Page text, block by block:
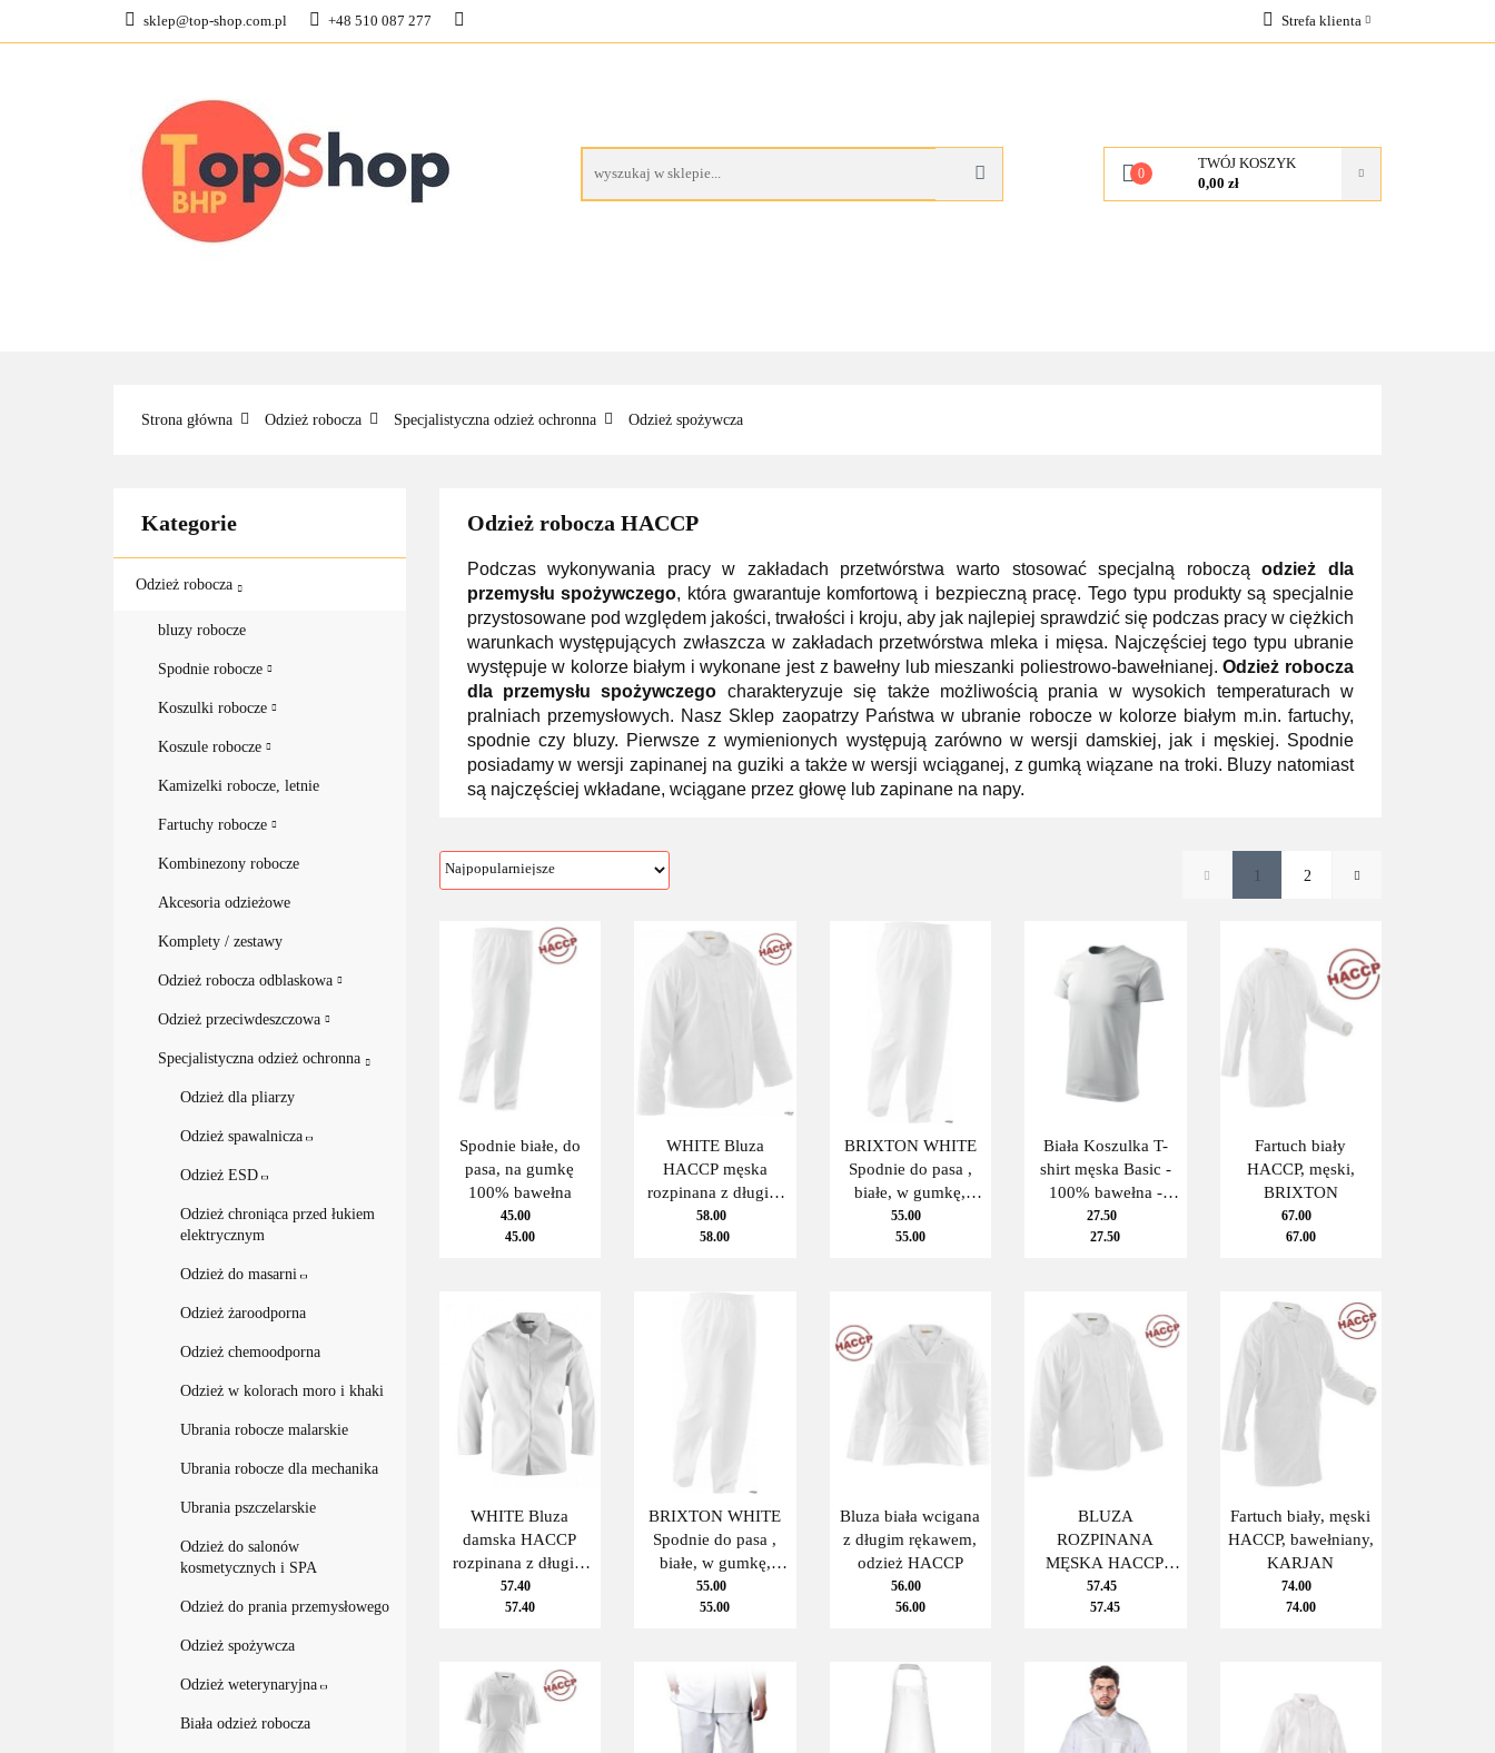
sklep@top-shop.com.pl +48 510 087 277 Strefa klienta
0
TWÓJ KOSZYK
0,00 zł
ODZIEŻ ROBOCZA
Strona główna Odzież robocza Specjalistyczna odzież ochronna Odzież spożywcza
Kategorie
Odzież robocza
bluzy robocze
Spodnie robocze
Koszulki robocze
Koszule robocze
Kamizelki robocze, letnie
Fartuchy robocze
Kombinezony robocze
Akcesoria odzieżowe
Komplety / zestawy
Odzież robocza odblaskowa
Odzież przeciwdeszczowa
Specjalistyczna odzież ochronna
Odzież dla pliarzy
Odzież spawalnicza
Odzież ESD
Odzież chroniąca przed łukiem
elektrycznym
Odzież do masarni
Odzież żaroodporna
Odzież chemoodporna
Odzież w kolorach moro i khaki
Ubrania robocze malarskie
Ubrania robocze dla mechanika
Ubrania pszczelarskie
Odzież do salonów
kosmetycznych i SPA
Odzież do prania przemysłowego
Odzież spożywcza
Odzież weterynaryjna
Biała odzież robocza
Odzież robocza HACCP
Podczas wykonywania pracy w zakładach przetwórstwa warto stosować specjalną robocząodzież dla
przemysłu spożywczego, która gwarantuje komfortową i bezpieczną pracę. Tego typu produkty są specjalnie
przystosowane pod względem jakości, trwałości i kroju, aby jak najlepiej sprawdzić się podczas pracy w ciężkich
warunkach występujących zwłaszcza w zakładach przetwórstwa mleka i mięsa. Najczęściej tego typu ubranie
występuje w kolorze białym i wykonane jest z bawełny lub mieszanki poliestrowo-bawełnianej.Odzież robocza
dla przemysłu spożywczego charakteryzuje się także możliwością prania w wysokich temperaturach w
pralniach przemysłowych. Nasz Sklep zaopatrzy Państwa w ubranie robocze w kolorze białym m.in. fartuchy,
spodnie czy bluzy. Pierwsze z wymienionych występują zarówno w wersji damskiej, jak i męskiej. Spodnie
posiadamy w wersji zapinanej na guziki a także w wersji wciąganej, z gumką wiązane na troki. Bluzy natomiast
są najczęściej wkładane, wciągane przez głowę lub zapinane na napy.
2
Spodnie białe, do
pasa, na gumkę
100% bawełna
45.00
45.00
WHITE Bluza
HACCP męska
rozpinana z długim
rękawem
58.00
58.00
BRIXTON WHITE
Spodnie do pasa ,
białe, w gumkę,
HACCP
55.00
55.00
Biała Koszulka T-
shirt męska Basic -
100% bawełna -
ADLER / MALFINI
27.50
27.50
Fartuch biały
HACCP, męski,
BRIXTON
67.00
67.00
WHITE Bluza
damska HACCP
rozpinana z długim
rękawem, odzież
BRIXTON
57.40
57.40
BRIXTON WHITE
Spodnie do pasa ,
białe, w gumkę,
HACCP
55.00
55.00
Bluza biała wcigana
z długim rękawem,
odzież HACCP
56.00
56.00
BLUZA
ROZPINANA
MĘSKA HACCP,
bawełniana KRAJAN
57.45
57.45
Fartuch biały, męski
HACCP, bawełniany,
KARJAN
74.00
74.00